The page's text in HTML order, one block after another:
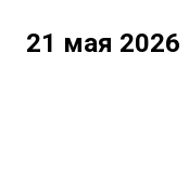
21 мая 2026